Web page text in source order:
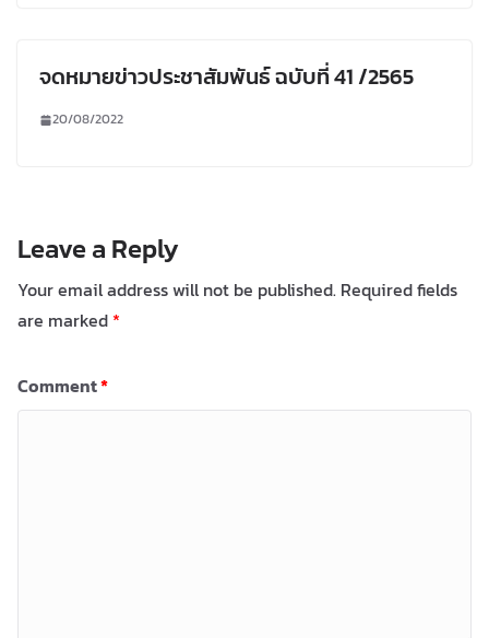
จดหมายข่าวประชาสัมพันธ์ ฉบับที่ 41 /2565
20/08/2022
Leave a Reply
Your email address will not be published. Required fields
are marked *
Comment*